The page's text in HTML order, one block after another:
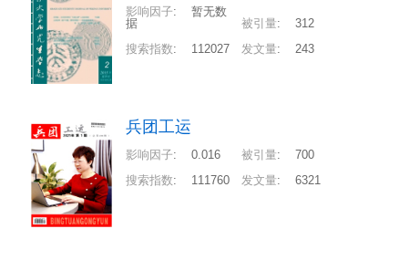
影响因子:
暂无数
据
被引量:
312
搜索指数: 112027 发文量: 243
兵团工运
影响因子: 0.016 被引量:
700
搜索指数: 111760 发文量: 6321